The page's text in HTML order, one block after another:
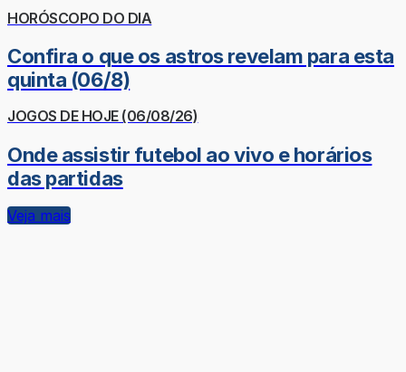
HORÓSCOPO DO DIA
Confira o que os astros revelam para esta
quinta (06/8)
JOGOS DE HOJE (06/08/26)
Onde assistir futebol ao vivo e horários
das partidas
Veja mais